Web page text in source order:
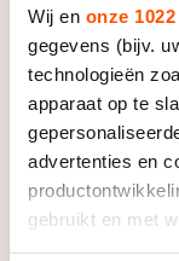
Wij en onze
gegevens (bijv.
technologieën
apparaat op te
advertenties en
gebruikt en met
Met nog één
bij de geblokte
ter wereld. An
streep. Knegt
als tweede.
Eerder op de
een Nederlands